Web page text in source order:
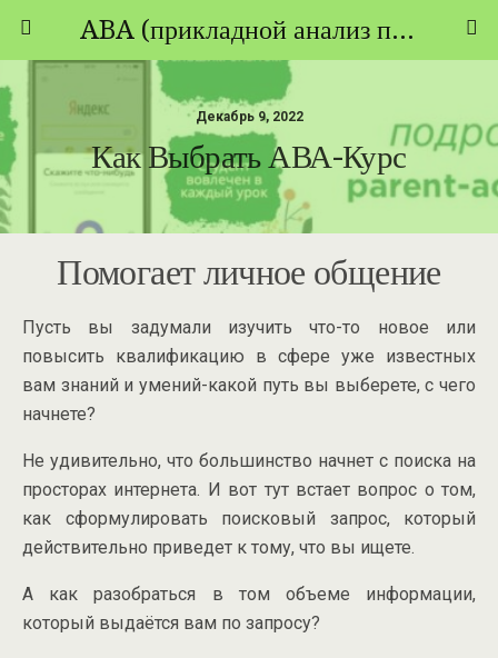
ABA (прикладной анализ поведения) - ТЕОРИЯ И ПРАКТИКА
Декабрь 9, 2022
Как Выбрать АВА-Курс
Помогает личное общение
Пусть вы задумали изучить что-то новое или
повысить квалификацию в сфере уже известных
вам знаний и умений-какой путь вы выберете, с чего
начнете?
Не удивительно, что большинство начнет с поиска на
просторах интернета. И вот тут встает вопрос о том,
как сформулировать поисковый запрос, который
действительно приведет к тому, что вы ищете.
А как разобраться в том объеме информации,
который выдаётся вам по запросу?